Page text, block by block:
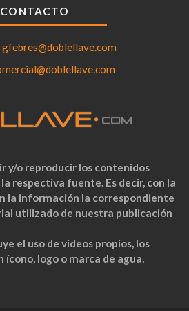
CONTACTO
gfebres@doblellave.com
y/o reproducir los contenidos
respectiva fuente. Es decir, con la
la información la correspondiente
utilizado de nuestra publicación
el uso de videos propios, los
logo o marca de agua.